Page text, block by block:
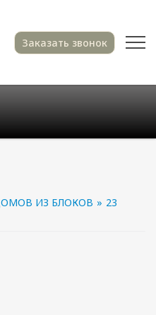
Заказать звонок
ИЗ БЛОКОВ » 23